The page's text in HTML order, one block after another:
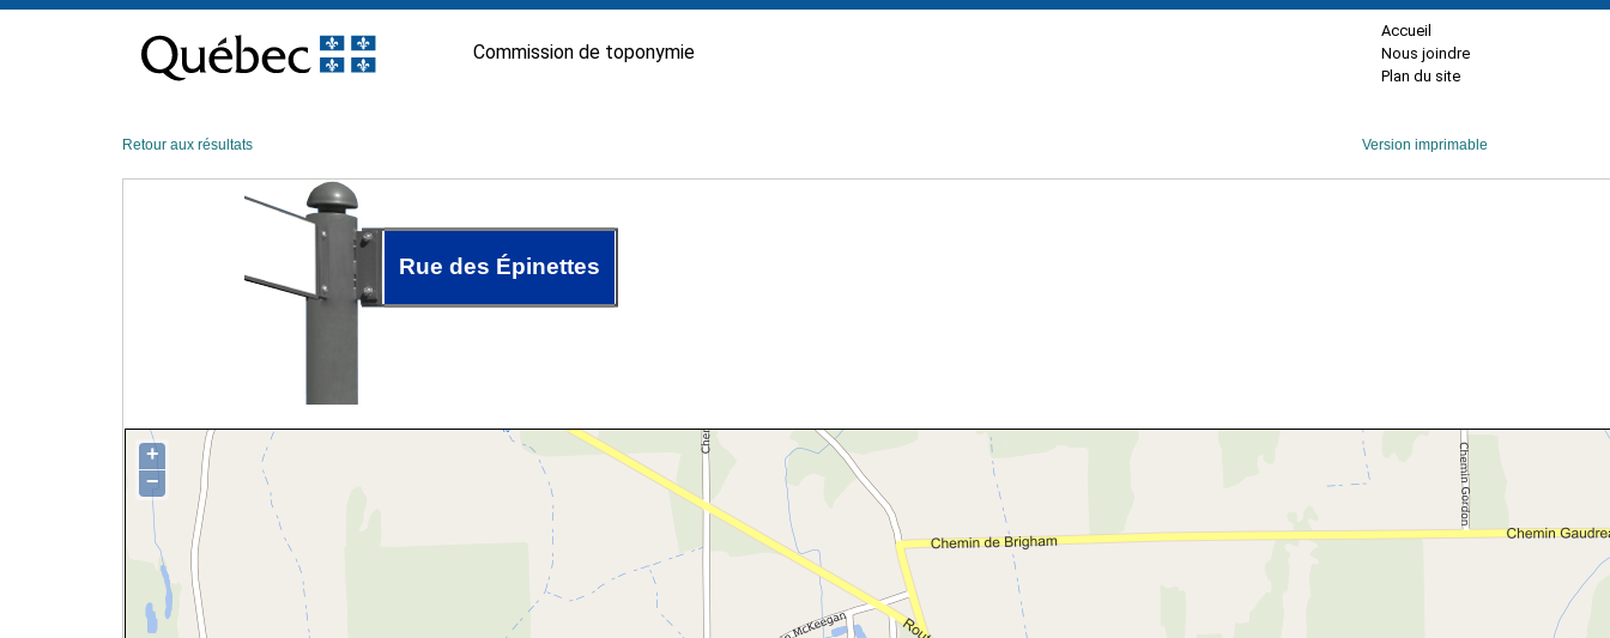
contenu
Commission de toponymie
Accueil
Nous joindre
Plan du site
Retour aux résultats Version imprimable
Rue des Épinettes
+
−